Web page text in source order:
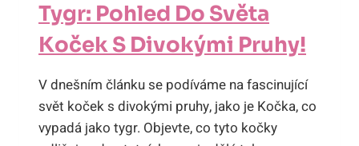
Tygr: Pohled Do Světa
Koček S Divokými Pruhy!
V dnešním článku se podíváme na fascinující
svět koček s divokými pruhy, jako je Kočka, co
vypadá jako tygr. Objevte, co tyto kočky